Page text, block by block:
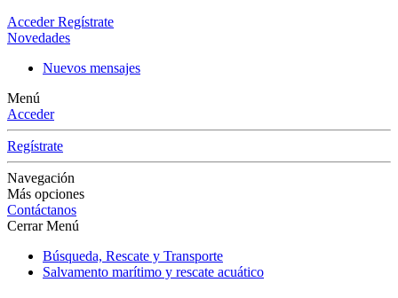
Acceder Regístrate
Novedades
Nuevos mensajes
Menú
Acceder
Regístrate
Navegación
Más opciones
Contáctanos
Cerrar Menú
Búsqueda, Rescate y Transporte
Salvamento marítimo y rescate acuático